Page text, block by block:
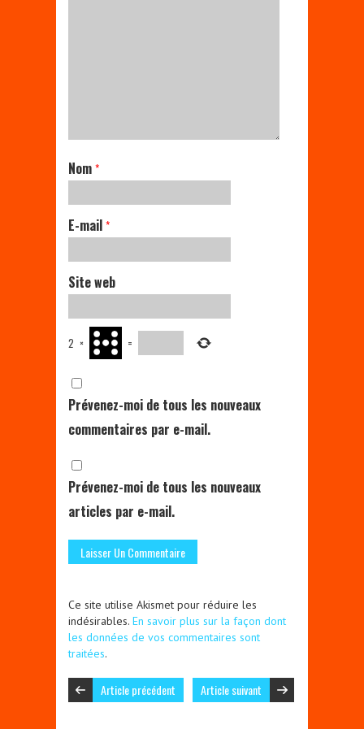
Nom *
E-mail *
Site web
2 × =
Prévenez-moi de tous les nouveaux
commentaires par e-mail.
Prévenez-moi de tous les nouveaux
articles par e-mail.
Ce site utilise Akismet pour réduire les
indésirables. En savoir plus sur la façon dont
les données de vos commentaires sont
traitées.
Article précédent Article suivant